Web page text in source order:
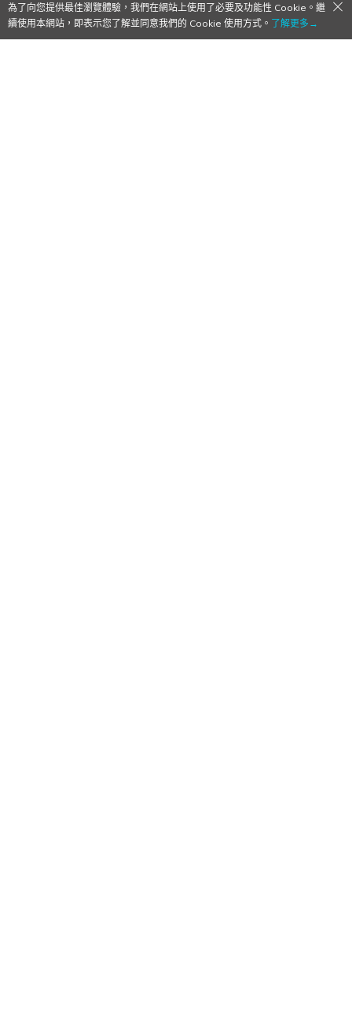
為了向您提供最佳瀏覽體驗，我們在網站上使用了必要及功能性 Cookie。繼
續使用本網站，即表示您了解並同意我們的 Cookie 使用方式。 了解更多→